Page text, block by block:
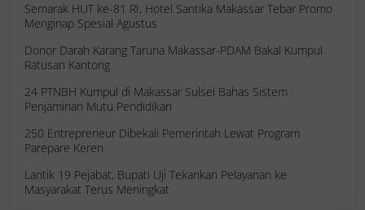
Semarak HUT ke-81 RI, Hotel Santika Makassar Tebar Promo
Menginap Spesial Agustus
Donor Darah Karang Taruna Makassar-PDAM Bakal Kumpul
Ratusan Kantong
24 PTNBH Kumpul di Makassar Sulsel Bahas Sistem
Penjaminan Mutu Pendidikan
250 Entrepreneur Dibekali Pemerintah Lewat Program
Parepare Keren
Lantik 19 Pejabat, Bupati Uji Tekankan Pelayanan ke
Masyarakat Terus Meningkat